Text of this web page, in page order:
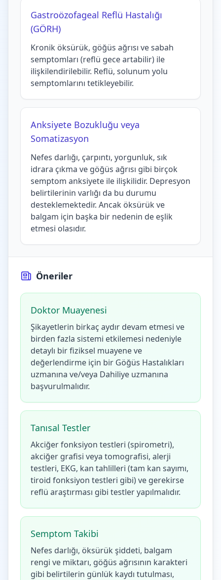
Gastroözofageal Reflü Hastalığı
(GÖRH)
Kronik öksürük, göğüs ağrısı ve sabah
semptomları (reflü gece artabilir) ile
ilişkilendirilebilir. Reflü, solunum yolu
semptomlarını tetikleyebilir.
Anksiyete Bozukluğu veya
Somatizasyon
Nefes darlığı, çarpıntı, yorgunluk, sık
idrara çıkma ve göğüs ağrısı gibi birçok
semptom anksiyete ile ilişkilidir. Depresyon
belirtilerinin varlığı da bu durumu
desteklemektedir. Ancak öksürük ve
balgam için başka bir nedenin de eşlik
etmesi olasıdır.
Öneriler
Doktor Muayenesi
Şikayetlerin birkaç aydır devam etmesi ve
birden fazla sistemi etkilemesi nedeniyle
detaylı bir fiziksel muayene ve
değerlendirme için bir Göğüs Hastalıkları
uzmanına ve/veya Dahiliye uzmanına
başvurulmalıdır.
Tanısal Testler
Akciğer fonksiyon testleri (spirometri),
akciğer grafisi veya tomografisi, alerji
testleri, EKG, kan tahlilleri (tam kan sayımı,
tiroid fonksiyon testleri gibi) ve gerekirse
reflü araştırması gibi testler yapılmalıdır.
Semptom Takibi
Nefes darlığı, öksürük şiddeti, balgam
rengi ve miktarı, göğüs ağrısının karakteri
gibi belirtilerin günlük kaydı tutulması,